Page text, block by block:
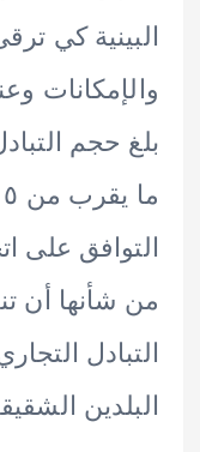
كي ترقى إلى
وعناصر
ما
على اتخاذ
أن تنعكس
التجاري
الشقيقين.